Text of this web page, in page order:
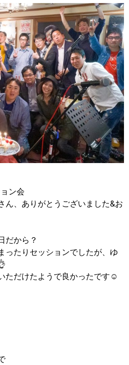
ン会
ん、ありがとうございました&お
だから？
ったりセッションでしたが、ゆ
ただけたようで良かったです☺️